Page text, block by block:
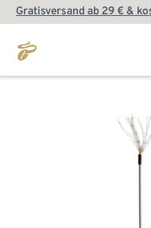
Gratisversand ab 29 € &